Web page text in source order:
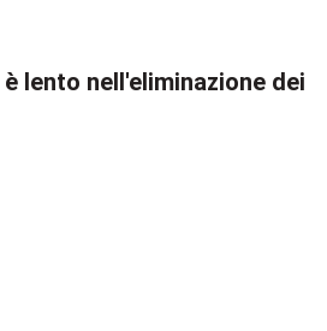
lento nell'eliminazione dei